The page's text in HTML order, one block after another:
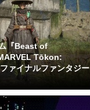
『Beast of
Tōkon:
ァイナルファンタジー